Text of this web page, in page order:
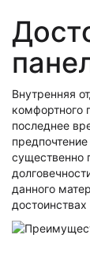
Внутренняя
комфортного
последнее
существенно
данного